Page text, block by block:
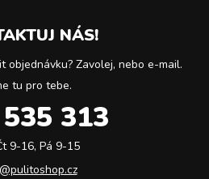
NÁS!
objednávku? Zavolej, nebo e-mail.
tu pro tebe.
313
9-16, Pá 9-15